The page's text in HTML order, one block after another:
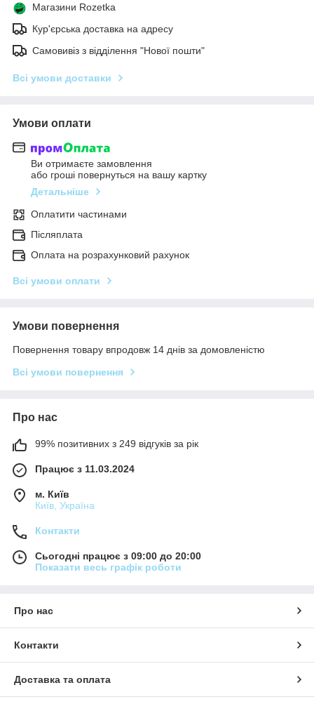
Магазини Rozetka
Кур'єрська доставка на адресу
Самовивіз з відділення "Нової пошти"
Всі умови доставки
Умови оплати
Ви отримаєте замовлення
або гроші повернуться на вашу картку
Детальніше
Оплатити частинами
Післяплата
Оплата на розрахунковий рахунок
Всі умови оплати
Умови повернення
Повернення товару впродовж 14 днів за домовленістю
Всі умови повернення
Про нас
99% позитивних з 249 відгуків за рік
Працює з 11.03.2024
м. Київ
Київ, Україна
Контакти
Сьогодні працює з 09:00 до 20:00
Показати весь графік роботи
Про нас
Контакти
Доставка та оплата